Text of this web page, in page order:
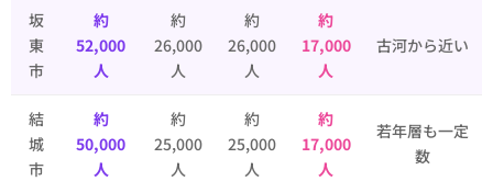
坂
東
市
約
52,000
人
約
26,000
人
約
26,000
人
約
17,000
人
古河から近い
結
城
市
約
50,000
人
約
25,000
人
約
25,000
人
約
17,000
人
若年層も一定
数